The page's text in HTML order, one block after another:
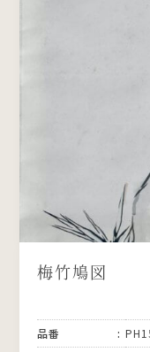
梅竹鳩図
品番